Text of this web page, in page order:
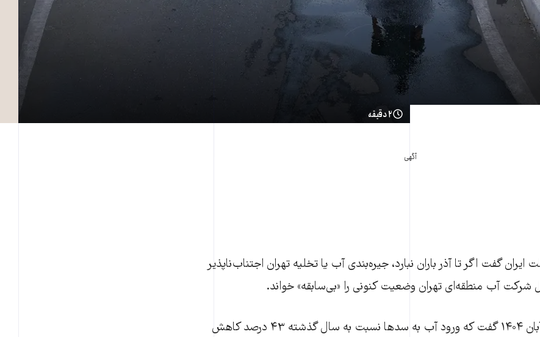
۲ دقیقه
آگهی
گفت اگر تا آذر باران نبارد، جیره‌بندی آب یا تخلیه تهران اجتناب‌ناپذیر
شرکت آب منطقه‌ای تهران وضعیت کنونی را «بی‌سابقه» خواند.
بهزاد پارسا شنبه ۱۷ آبان ۱۴۰۴ گفت که ورود آب به سدها نسبت به سال گذشته ۴۳ درصد کاهش